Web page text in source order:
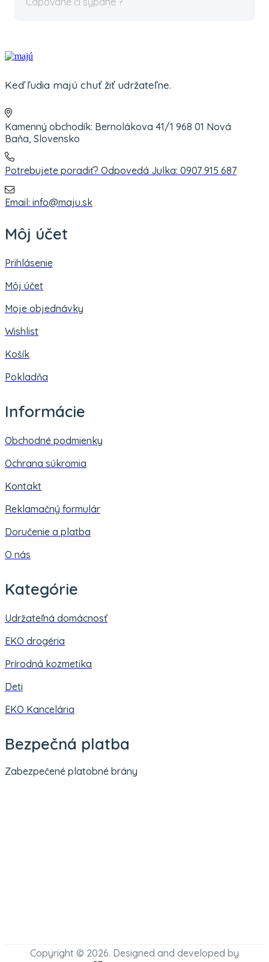
Keď ľudia majú chuť žiť udržateľne.
Kamenný obchodík: Bernolákova 41/1 968 01 Nová
Baňa, Slovensko
Potrebujete poradiť? Odpovedá Julka: 0907 915 687
Email: info@maju.sk
Môj účet
Prihlásenie
Môj účet
Moje objednávky
Wishlist
Košík
Pokladňa
Informácie
Obchodné podmienky
Ochrana súkromia
Kontakt
Reklamačný formulár
Doručenie a platba
O nás
Kategórie
Udržateľná domácnosť
EKO drogéria
Prírodná kozmetika
Deti
EKO Kancelária
Bezpečná platba
Zabezpečené platobné brány
Copyright © 2026. Designed and developed by